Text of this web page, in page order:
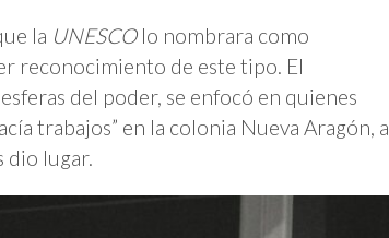
la UNESCOlo nombrara como
reconocimiento de este tipo. El
del poder, se enfocó en quienes
trabajos” en la colonia Nueva Aragón, a
dio lugar.